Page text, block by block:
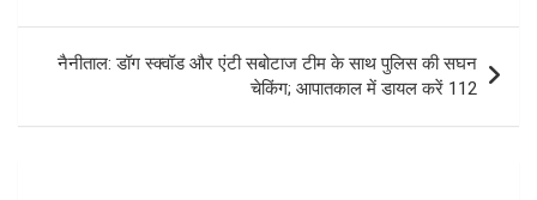
नैनीताल: डॉग स्क्वॉड और एंटी सबोटाज टीम के साथ पुलिस की सघन
चेकिंग; आपातकाल में डायल करें 112